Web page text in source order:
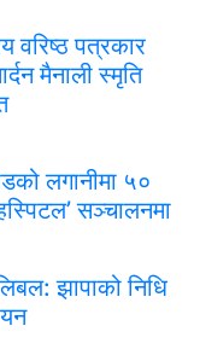
पत्रकार
मैनाली स्मृति
लगानीमा ५०
सञ्चालनमा
झापाको निधि